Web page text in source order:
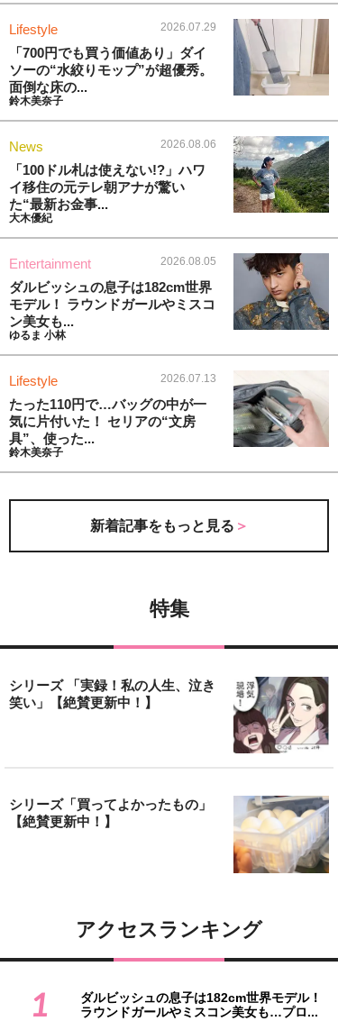
Lifestyle 2026.07.29
「700円でも買う価値あり」ダイ
ソーの“水絞りモップ”が超優秀。
面倒な床の...
鈴木美奈子
News 2026.08.06
「100ドル札は使えない!?」ハワ
イ移住の元テレ朝アナが驚い
た“最新お金事...
大木優紀
Entertainment 2026.08.05
ダルビッシュの息子は182cm世界
モデル！ ラウンドガールやミスコ
ン美女も...
ゆるま 小林
Lifestyle 2026.07.13
たった110円で…バッグの中が一
気に片付いた！ セリアの“文房
具”、使った...
鈴木美奈子
新着記事をもっと見る
特集
シリーズ 「実録！私の人生、泣き
笑い」【絶賛更新中！】
シリーズ「買ってよかったもの」
【絶賛更新中！】
アクセスランキング
1
ダルビッシュの息子は182cm世界モデル！
ラウンドガールやミスコン美女も…プロ...